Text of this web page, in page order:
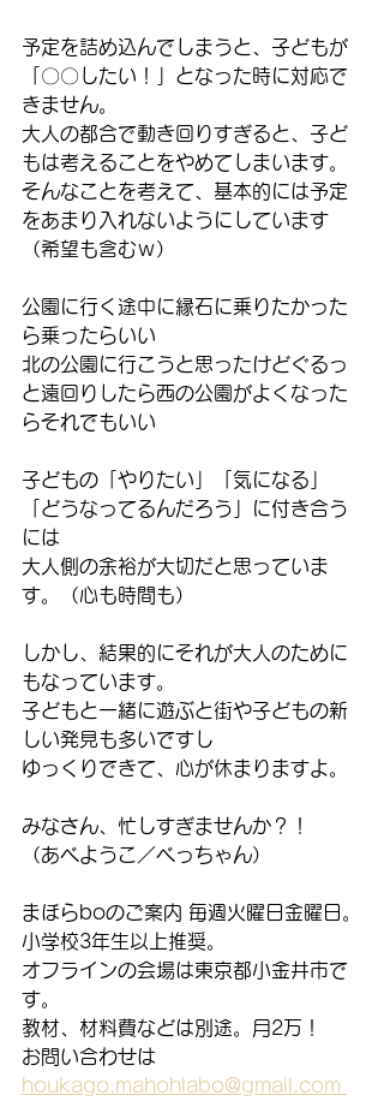
予定を詰め込んでしまうと、子どもが
「〇〇したい！」となった時に対応で
きません。
大人の都合で動き回りすぎると、子ど
もは考えることをやめてしまいます。
そんなことを考えて、基本的には予定
をあまり入れないようにしています
（希望も含むｗ）
公園に行く途中に縁石に乗りたかった
ら乗ったらいい
北の公園に行こうと思ったけどぐるっ
と遠回りしたら西の公園がよくなった
らそれでもいい
子どもの「やりたい」「気になる」
「どうなってるんだろう」に付き合う
には
大人側の余裕が大切だと思っていま
す。（心も時間も）
しかし、結果的にそれが大人のために
もなっています。
子どもと一緒に遊ぶと街や子どもの新
しい発見も多いですし
ゆっくりできて、心が休まりますよ。
みなさん、忙しすぎませんか？！
（あべようこ／べっちゃん）
まほらboのご案内 毎週火曜日金曜日。
小学校3年生以上推奨。
オフラインの会場は東京都小金井市で
す。
教材、材料費などは別途。月2万！
お問い合わせは
houkago.mahohlabo@gmail.com